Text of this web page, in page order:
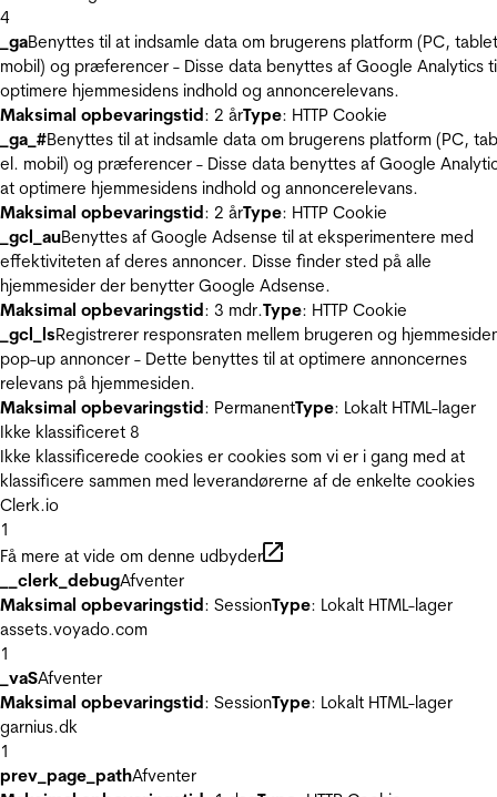
4
_gaBenyttes til at indsamle data om brugerens platform (PC,
mobil) og præferencer - Disse data benyttes af Google Analytics
optimere hjemmesidens indhold og annoncerelevans.
Maksimal opbevaringstid: 2 årType: HTTP Cookie
_ga_#Benyttes til at indsamle data om brugerens platform (PC,
el. mobil) og præferencer - Disse data benyttes af Google
at optimere hjemmesidens indhold og annoncerelevans.
Maksimal opbevaringstid: 2 årType: HTTP Cookie
_gcl_auBenyttes af Google Adsense til at eksperimentere med
effektiviteten af deres annoncer. Disse finder sted på alle
hjemmesider der benytter Google Adsense.
Maksimal opbevaringstid: 3 mdr.Type: HTTP Cookie
_gcl_lsRegistrerer responsraten mellem brugeren og
pop-up annoncer - Dette benyttes til at optimere annoncernes
relevans på hjemmesiden.
Maksimal opbevaringstid: PermanentType: Lokalt HTML-lager
Ikke klassificeret 8
Ikke klassificerede cookies er cookies som vi er i gang med at
klassificere sammen med leverandørerne af de enkelte cookies
Clerk.io
1
Få mere at vide om denne udbyder
__clerk_debugAfventer
Maksimal opbevaringstid: SessionType: Lokalt HTML-lager
assets.voyado.com
1
_vaSAfventer
Maksimal opbevaringstid: SessionType: Lokalt HTML-lager
garnius.dk
1
prev_page_pathAfventer